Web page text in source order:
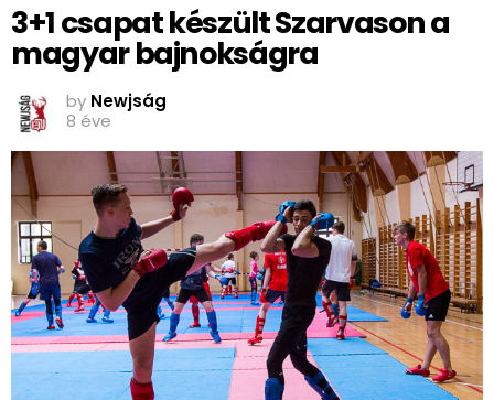
3+1 csapat készült Szarvason a
magyar bajnokságra
by Newjság
8 éve